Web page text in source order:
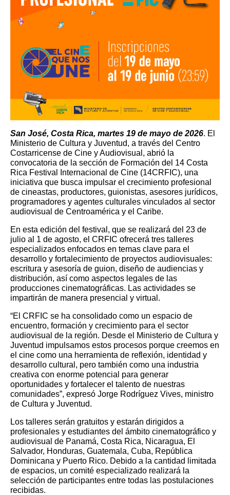
San José, Costa Rica, martes 19 de mayo de 2026. El
Ministerio de Cultura y Juventud, a través del Centro
Costarricense de Cine y Audiovisual, abrió la
convocatoria de la sección de Formación del 14 Costa
Rica Festival Internacional de Cine (14CRFIC), una
iniciativa que busca impulsar el crecimiento profesional
de cineastas, productores, guionistas, asesores jurídicos,
programadores y agentes culturales vinculados al sector
audiovisual de Centroamérica y el Caribe.
En esta edición del festival, que se realizará del 23 de
julio al 1 de agosto, el CRFIC ofrecerá tres talleres
especializados enfocados en temas clave para el
desarrollo y fortalecimiento de proyectos audiovisuales:
escritura y asesoría de guion, diseño de audiencias y
distribución, así como aspectos legales de las
producciones cinematográficas. Las actividades se
impartirán de manera presencial y virtual.
“El CRFIC se ha consolidado como un espacio de
encuentro, formación y crecimiento para el sector
audiovisual de la región. Desde el Ministerio de Cultura y
Juventud impulsamos estos procesos porque creemos en
el cine como una herramienta de reflexión, identidad y
desarrollo cultural, pero también como una industria
creativa con enorme potencial para generar
oportunidades y fortalecer el talento de nuestras
comunidades”, expresó Jorge Rodríguez Vives, ministro
de Cultura y Juventud.
Los talleres serán gratuitos y estarán dirigidos a
profesionales y estudiantes del ámbito cinematográfico y
audiovisual de Panamá, Costa Rica, Nicaragua, El
Salvador, Honduras, Guatemala, Cuba, República
Dominicana y Puerto Rico. Debido a la cantidad limitada
de espacios, un comité especializado realizará la
selección de participantes entre todas las postulaciones
recibidas.